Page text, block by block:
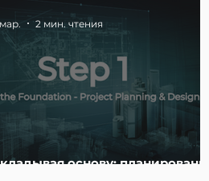
основу: планирование
2 мин. чтения